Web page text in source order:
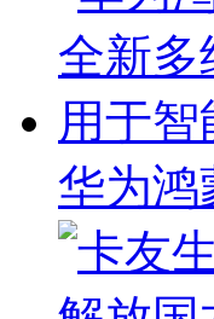
华为鸿